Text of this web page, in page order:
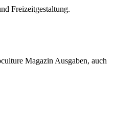
Freizeitgestaltung.
Magazin Ausgaben, auch